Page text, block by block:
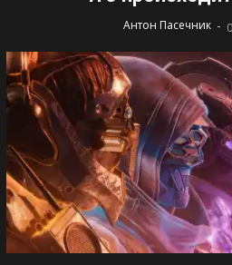
Антон Пасечник -